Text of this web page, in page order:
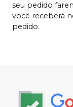
seu pedido
você receberá
pedido.